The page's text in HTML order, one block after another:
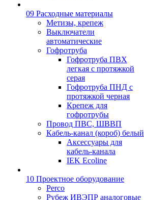
09 Расходные материалы
Метизы, крепеж
Выключатели
автоматические
Гофротруба
Гофротруба ПВХ
легкая с протяжкой
серая
Гофротруба ПНД с
протяжкой черная
Крепеж для
гофротрубы
Провод ПВС, ШВВП
Кабель-канал (короб) белый
Аксессуары для
кабель-канала
IEK Ecoline
10 Проектное оборудование
Perco
Рубеж ИВЭПР аналоговые